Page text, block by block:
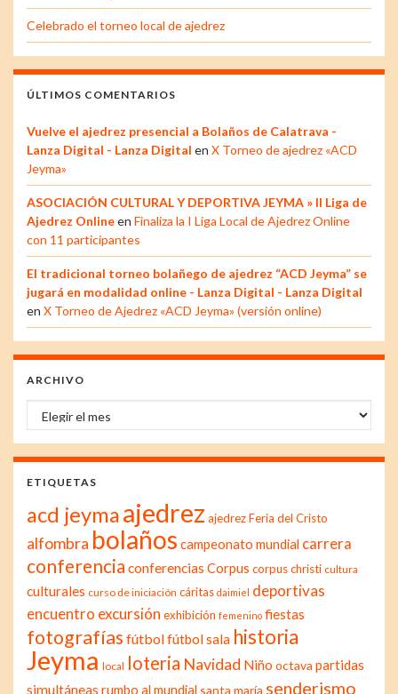
Celebrado el torneo local de ajedrez
ÚLTIMOS COMENTARIOS
Vuelve el ajedrez presencial a Bolaños de Calatrava -
Lanza Digital - Lanza Digital en X Torneo de ajedrez «ACD
Jeyma»
ASOCIACIÓN CULTURAL Y DEPORTIVA JEYMA » II Liga de
Ajedrez Onlineen Finaliza la I Liga Local de Ajedrez Online
con 11 participantes
El tradicional torneo bolañego de ajedrez “ACD Jeyma” se
jugará en modalidad online - Lanza Digital - Lanza Digital
en X Torneo de Ajedrez «ACD Jeyma» (versión online)
ARCHIVO
Archivo
ETIQUETAS
acd jeymaajedrez ajedrez Feria del Cristo
alfombra bolaños campeonato mundial carrera
conferencia conferencias Corpus corpus christi cultura
culturales curso de iniciación cáritas daimiel deportivas
encuentro excursión exhibición femenino fiestas
fotografías fútbolfútbol sala historia
Jeyma local loteria Navidad Niño octava partidas
simultáneas rumbo al mundial santa maría senderismo